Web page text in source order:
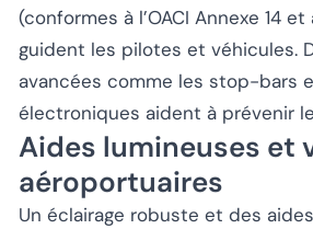
(conformes à l’OACI Annexe 14
guident les pilotes et véhicules.
avancées comme les stop-bars
électroniques aident à prévenir
Aides lumineuses et
aéroportuaires
Un éclairage robuste et des